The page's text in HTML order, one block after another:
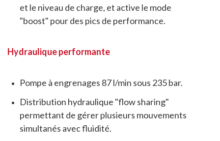
et le niveau de charge, et active le mode
"boost" pour des pics de performance.
Hydraulique performante
Pompe à engrenages 87 l/min sous 235 bar.
Distribution hydraulique "flow sharing"
permettant de gérer plusieurs mouvements
simultanés avec fluidité.